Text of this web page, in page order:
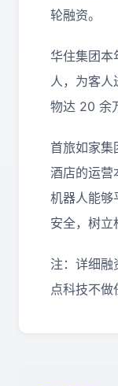
轮融资。
华住集团本
人，为客人
物达 20 余
首旅如家集
酒店的运营
机器人能够
安全，树立
注：详细融
点科技不做